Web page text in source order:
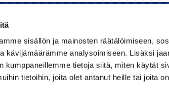
sisällön ja mainosten räätälöimiseen,
kävijämäärämme analysoimiseen. Lisäksi
kumppaneillemme tietoja siitä, miten käytät
tietoihin, joita olet antanut heille tai joita
Kauppakamari
Koulutukset ja tapahtumat